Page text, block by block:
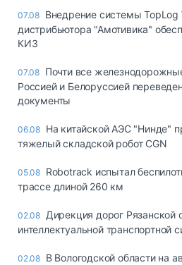
07.08 Внедрение системы TopLog
дистрибьютора "Амотивика"
КИЗ
07.08 Почти все
Россией и Белоруссией
документы
06.08 На китайской АЭС "Нинде"
тяжелый складской робот CGN
05.08 Robotrack испытал
трассе длиной 260 км
02.08 Дирекция дорог Рязанской
интеллектуальной транспортной
02.08 В Вологодской области на